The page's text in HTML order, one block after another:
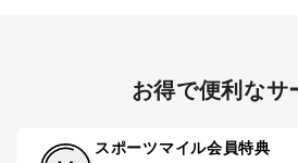
お得で便利なサ
スポーツマイル会員特典